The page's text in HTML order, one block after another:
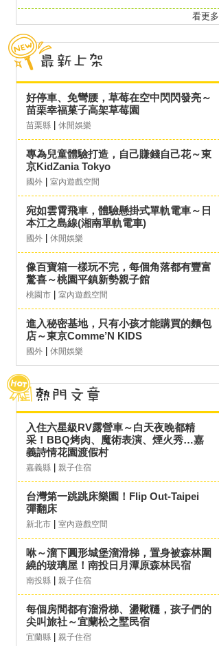
看更多
好停車、免彎腰，草莓在空中閃閃發亮～
苗栗幸福菓子高架草莓園
苗栗縣 休閒娛樂
專為兒童體驗打造，自己賺錢自己花～東
京KidZania Tokyo
國外 室內遊戲空間
宛如雲霄飛車，體驗懸掛式單軌電車～日
本江之島線(湘南單軌電車)
國外 休閒娛樂
像百寶箱一樣玩不完，每個角落都有豐富
驚喜～桃園平鎮新勢親子館
桃園市 室內遊戲空間
進入秘密基地，只有小孩才能購買的麵包
店～東京Comme’N KIDS
國外 休閒娛樂
入住六星級RV露營車～白天夜晚都精
采！BBQ烤肉、魔術表演、煙火秀…嘉
義詩情花園渡假村
嘉義縣 親子住宿
台灣第一跳跳床樂園！Flip Out-Taipei
彈翻床
新北市 室內遊戲空間
咻～溜下圓形城堡溜滑梯，置身被森林圍
繞的玻璃屋！南投日月潭原森林民宿
南投縣 親子住宿
每個房間都有溜滑梯、盪鞦韆，孩子們的
尖叫旅社～宜蘭松之墅民宿
宜蘭縣 親子住宿